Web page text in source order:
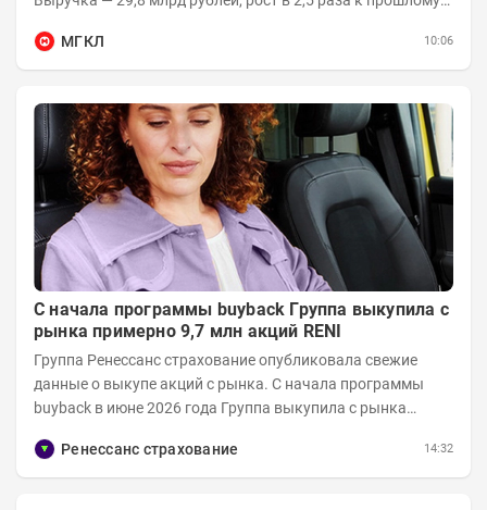
МГКЛ
10:06
С начала программы buyback Группа выкупила с
рынка примерно 9,7 млн акций RENI
Группа Ренессанс страхование опубликовала свежие
данные о выкупе акций с рынка. C начала программы
buyback в июне 2026 года Группа выкупила с рынка
Ренессанс страхование
14:32